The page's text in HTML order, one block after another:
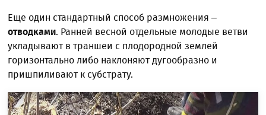
Еще один стандартный способ размножения –
отводками. Ранней весной отдельные молодые ветви
укладывают в траншеи с плодородной землей
горизонтально либо наклоняют дугообразно и
пришпиливают к субстрату.